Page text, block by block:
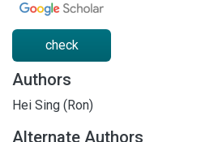
check
Authors
Hei Sing (Ron)
Alternate Authors